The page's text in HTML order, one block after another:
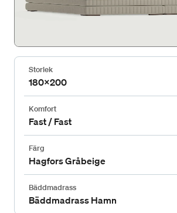
Storlek
180x200
Komfort
Fast / Fast
Färg
Hagfors Gråbeige
Bäddmadrass
Bäddmadrass Hamn